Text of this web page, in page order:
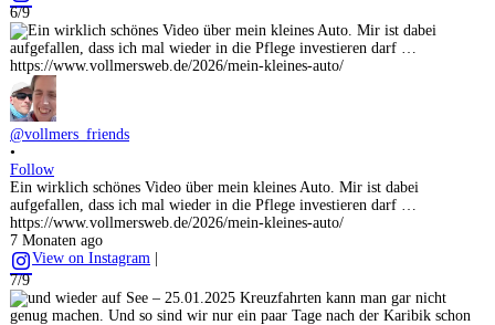
6/9
@vollmers_friends
•
Follow
Ein wirklich schönes Video über mein kleines Auto. Mir ist dabei
aufgefallen, dass ich mal wieder in die Pflege investieren darf …
https://www.vollmersweb.de/2026/mein-kleines-auto/
7 Monaten ago
View on Instagram
7/9